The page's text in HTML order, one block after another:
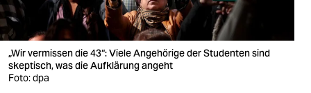
wahrheit
verlag
verlag
„Wir vermissen die 43“: Viele Angehörige der Studenten sind
skeptisch, was die Aufklärung angeht
Foto: dpa